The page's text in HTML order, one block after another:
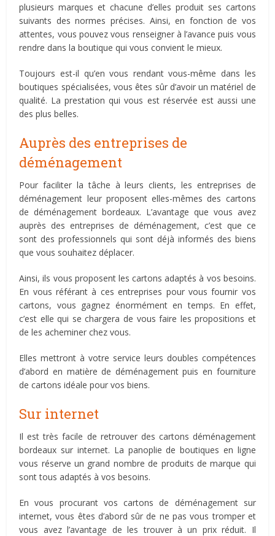
plusieurs marques et chacune d’elles produit ses cartons
suivants des normes précises. Ainsi, en fonction de vos
attentes, vous pouvez vous renseigner à l’avance puis vous
rendre dans la boutique qui vous convient le mieux.
Toujours est-il qu’en vous rendant vous-même dans les
boutiques spécialisées, vous êtes sûr d’avoir un matériel de
qualité. La prestation qui vous est réservée est aussi une
des plus belles.
Auprès des entreprises de
déménagement
Pour faciliter la tâche à leurs clients, les entreprises de
déménagement leur proposent elles-mêmes des cartons
de déménagement bordeaux. L’avantage que vous avez
auprès des entreprises de déménagement, c’est que ce
sont des professionnels qui sont déjà informés des biens
que vous souhaitez déplacer.
Ainsi, ils vous proposent les cartons adaptés à vos besoins.
En vous référant à ces entreprises pour vous fournir vos
cartons, vous gagnez énormément en temps. En effet,
c’est elle qui se chargera de vous faire les propositions et
de les acheminer chez vous.
Elles mettront à votre service leurs doubles compétences
d’abord en matière de déménagement puis en fourniture
de cartons idéale pour vos biens.
Sur internet
Il est très facile de retrouver des cartons déménagement
bordeaux sur internet. La panoplie de boutiques en ligne
vous réserve un grand nombre de produits de marque qui
sont tous adaptés à vos besoins.
En vous procurant vos cartons de déménagement sur
internet, vous êtes d’abord sûr de ne pas vous tromper et
vous avez l’avantage de les trouver à un prix réduit. Il